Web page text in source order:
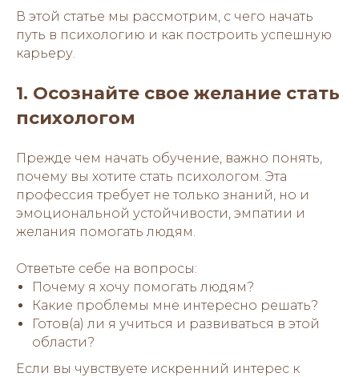
В этой статье мы рассмотрим, с чего начать
путь в психологию и как построить успешную
карьеру.
1. Осознайте свое желание стать
психологом
Прежде чем начать обучение, важно понять,
почему вы хотите стать психологом. Эта
профессия требует не только знаний, но и
эмоциональной устойчивости, эмпатии и
желания помогать людям.
Ответьте себе на вопросы:
Почему я хочу помогать людям?
Какие проблемы мне интересно решать?
Готов(а) ли я учиться и развиваться в этой
области?
Если вы чувствуете искренний интерес к